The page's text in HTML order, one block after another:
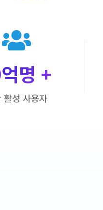
글로벌 이용 통
억명 +
활성 사용자